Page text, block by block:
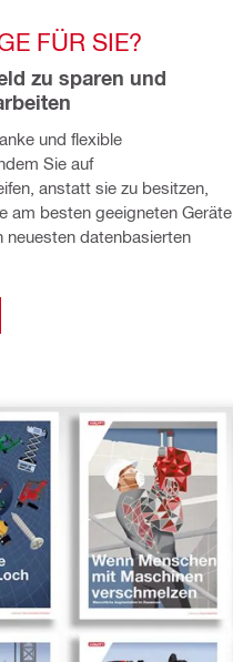
FÜR SIE?
zu sparen und
und flexible
Sie auf
anstatt sie zu besitzen,
am besten geeigneten Geräte
neuesten datenbasierten